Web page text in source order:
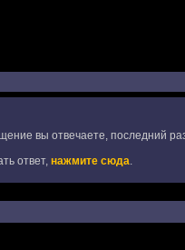
вы отвечаете, последний
ответ, нажмите сюда.